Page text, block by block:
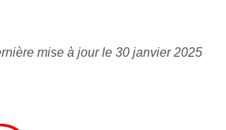
mise à jour le 30 janvier 2025